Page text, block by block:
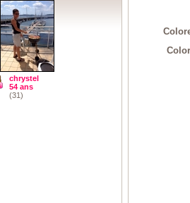
chrystel
54 ans
(31)